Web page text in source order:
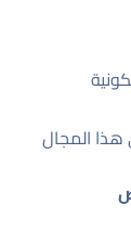
هذا المجال